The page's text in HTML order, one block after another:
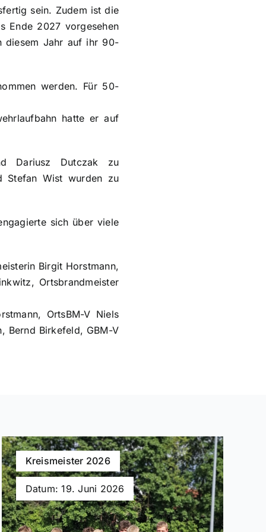
sein. Zudem ist die
Ende 2027 vorgesehen
diesem Jahr auf ihr 90-
werden. Für 50-
hatte er auf
Dariusz Dutczak zu
Stefan Wist wurden zu
sich über viele
Birgit Horstmann,
Ortsbrandmeister
OrtsBM-V Niels
Bernd Birkefeld, GBM-V
Kreismeister 2026
Datum: 19. Juni 2026